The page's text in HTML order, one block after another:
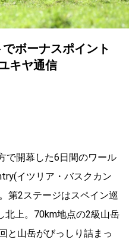
ボーナスポイント
キヤ通信
で開幕した6日間のワール
イツリア・バスクカン
第2ステージはスペイン巡
北上。70km地点の2級山岳
と山岳がびっしり詰まっ